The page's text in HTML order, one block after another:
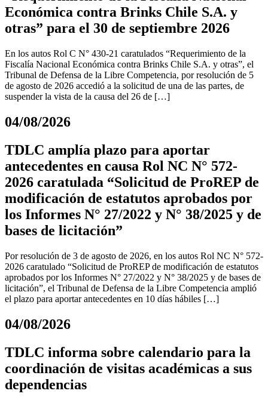
Económica contra Brinks Chile S.A. y
otras” para el 30 de septiembre 2026
En los autos Rol C N° 430-21 caratulados “Requerimiento de la
Fiscalía Nacional Económica contra Brinks Chile S.A. y otras”, el
Tribunal de Defensa de la Libre Competencia, por resolución de 5
de agosto de 2026 accedió a la solicitud de una de las partes, de
suspender la vista de la causa del 26 de […]
04/08/2026
TDLC amplía plazo para aportar
antecedentes en causa Rol NC N° 572-
2026 caratulada “Solicitud de ProREP de
modificación de estatutos aprobados por
los Informes N° 27/2022 y N° 38/2025 y de
bases de licitación”
Por resolución de 3 de agosto de 2026, en los autos Rol NC N° 572-
2026 caratulado “Solicitud de ProREP de modificación de estatutos
aprobados por los Informes N° 27/2022 y N° 38/2025 y de bases de
licitación”, el Tribunal de Defensa de la Libre Competencia amplió
el plazo para aportar antecedentes en 10 días hábiles […]
04/08/2026
TDLC informa sobre calendario para la
coordinación de visitas académicas a sus
dependencias